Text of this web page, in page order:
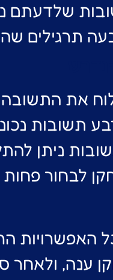
שלדעתם
תרגילים
את
תשובות
ניתן
לבחור
האפשרויות
ענה, ולאחר